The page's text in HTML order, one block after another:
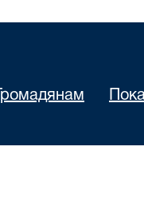
Громадянам